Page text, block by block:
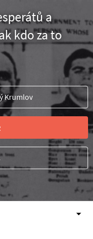
link)
a
kdo za to
Krumlov